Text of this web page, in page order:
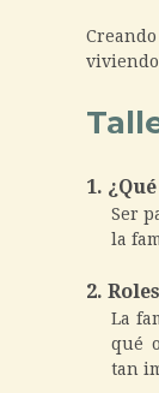
1.
Ser
la
2.
La
qué
tan